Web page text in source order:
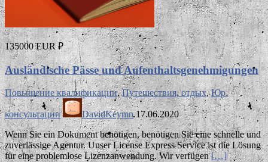
135000 EUR ₽
Ausländische Pässe und Aufenthaltsgenehmigungen
Повышение квалификации,Путешествия, отдых,Юр.
консультации DavidKeymn 17.06.2020
Wenn Sie ein Dokument benötigen, benötigen Sie eine schnelle und
zuverlässige Agentur. Unser License Express Service ist die Lösung
für eine problemlose Lizenzanwendung. Wir verfügen[…]